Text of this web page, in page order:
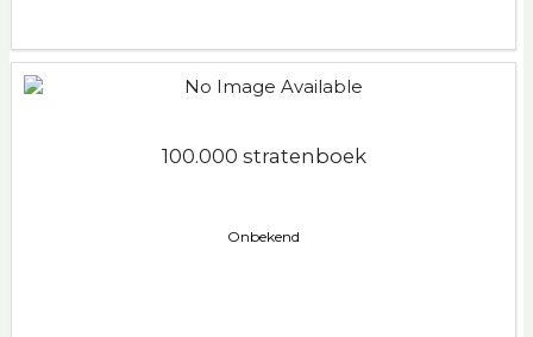
100.000 stratenboek
Onbekend